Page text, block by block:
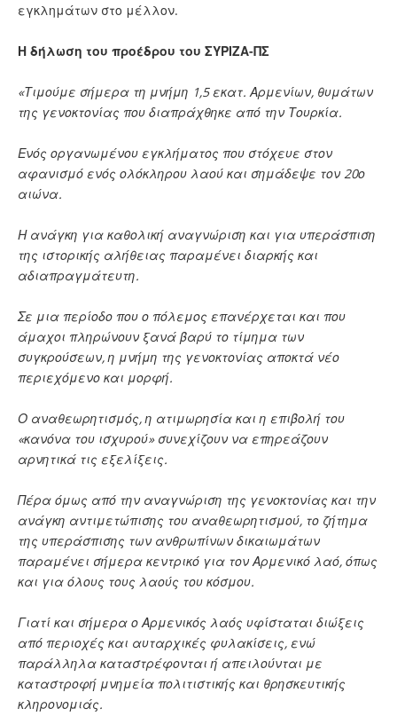
εγκλημάτων στο μέλλον.
Η δήλωση του προέδρου του ΣΥΡΙΖΑ-ΠΣ
«Τιμούμε σήμερα τη μνήμη 1,5 εκατ. Αρμενίων, θυμάτων
της γενοκτονίας που διαπράχθηκε από την Τουρκία.
Ενός οργανωμένου εγκλήματος που στόχευε στον
αφανισμό ενός ολόκληρου λαού και σημάδεψε τον 20ο
αιώνα.
Η ανάγκη για καθολική αναγνώριση και για υπεράσπιση
της ιστορικής αλήθειας παραμένει διαρκής και
αδιαπραγμάτευτη.
Σε μια περίοδο που ο πόλεμος επανέρχεται και που
άμαχοι πληρώνουν ξανά βαρύ το τίμημα των
συγκρούσεων, η μνήμη της γενοκτονίας αποκτά νέο
περιεχόμενο και μορφή.
Ο αναθεωρητισμός, η ατιμωρησία και η επιβολή του
«κανόνα του ισχυρού» συνεχίζουν να επηρεάζουν
αρνητικά τις εξελίξεις.
Πέρα όμως από την αναγνώριση της γενοκτονίας και την
ανάγκη αντιμετώπισης του αναθεωρητισμού, το ζήτημα
της υπεράσπισης των ανθρωπίνων δικαιωμάτων
παραμένει σήμερα κεντρικό για τον Αρμενικό λαό, όπως
και για όλους τους λαούς του κόσμου.
Γιατί και σήμερα ο Αρμενικός λαός υφίσταται διώξεις
από περιοχές και αυταρχικές φυλακίσεις, ενώ
παράλληλα καταστρέφονται ή απειλούνται με
καταστροφή μνημεία πολιτιστικής και θρησκευτικής
κληρονομιάς.